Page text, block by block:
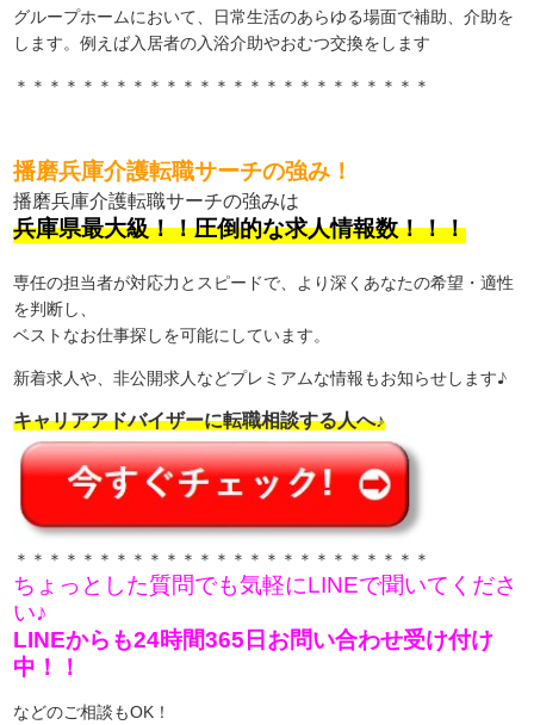
グループホームにおいて、日常生活のあらゆる場面で補助、介助を
します。例えば入居者の入浴介助やおむつ交換をします
＊＊＊＊＊＊＊＊＊＊＊＊＊＊＊＊＊＊＊＊＊＊＊＊＊
播磨兵庫介護転職サーチの強み！
播磨兵庫介護転職サーチの強みは
兵庫県最大級！！圧倒的な求人情報数！！！
専任の担当者が対応力とスピードで、より深くあなたの希望・適性
を判断し、
ベストなお仕事探しを可能にしています。
新着求人や、非公開求人などプレミアムな情報もお知らせします♪
キャリアアドバイザーに転職相談する人へ♪
＊＊＊＊＊＊＊＊＊＊＊＊＊＊＊＊＊＊＊＊＊＊＊＊＊
ちょっとした質問でも気軽にLINEで聞いてくださ
い♪
LINEからも24時間365日お問い合わせ受け付け
中！！
などのご相談もOK！